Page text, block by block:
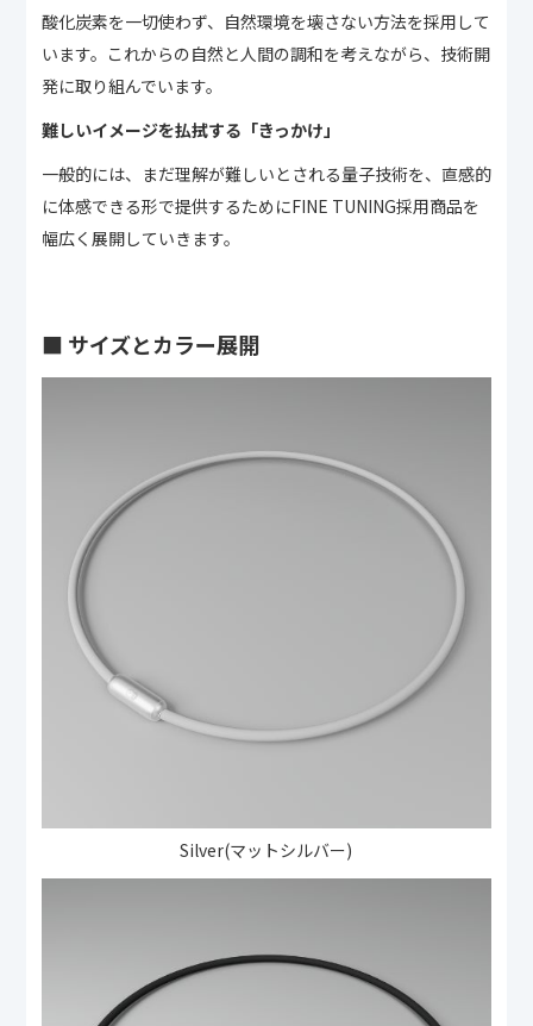
酸化炭素を一切使わず、自然環境を壊さない方法を採用して
います。これからの自然と人間の調和を考えながら、技術開
発に取り組んでいます。
難しいイメージを払拭する「きっかけ」
一般的には、まだ理解が難しいとされる量子技術を、直感的
に体感できる形で提供するためにFINE TUNING採用商品を
幅広く展開していきます。
■ サイズとカラー展開
Silver(マットシルバー)